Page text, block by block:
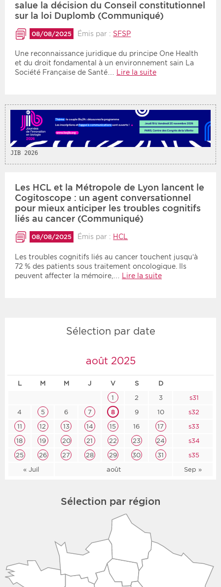
Médico-social
Période
Choisir une date de débutChoisir une date de fin
Tri
Chronologique
Inversé
salue la décision du Conseil constitutionnel
sur la loi Duplomb (Communiqué)
08/08/2025 Émis par : SFSP
Une reconnaissance juridique du principe One Health
et du droit fondamental à un environnement sain La
Société Française de Santé…
Lire la suite
JIB 2026
Les HCL et la Métropole de Lyon lancent le
Cogitoscope : un agent conversationnel
pour mieux anticiper les troubles cognitifs
liés au cancer (Communiqué)
08/08/2025 Émis par : HCL
Les troubles cognitifs liés au cancer touchent jusqu’à
72 % des patients sous traitement oncologique. Ils
peuvent affecter la mémoire,… Lire la suite
Sélection par date
août 2025
L M M J V S D
« Juil août Sep »
1 2 3
s31
4
5 6 7 8 9 10
s32
11
12 13 14 15 16 17
s33
18
19 20 21 22 23 24
s34
25
26 27 28 29 30 31 s35
Sélection par région